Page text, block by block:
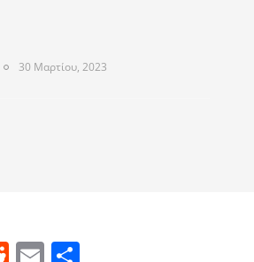
30 Μαρτίου, 2023